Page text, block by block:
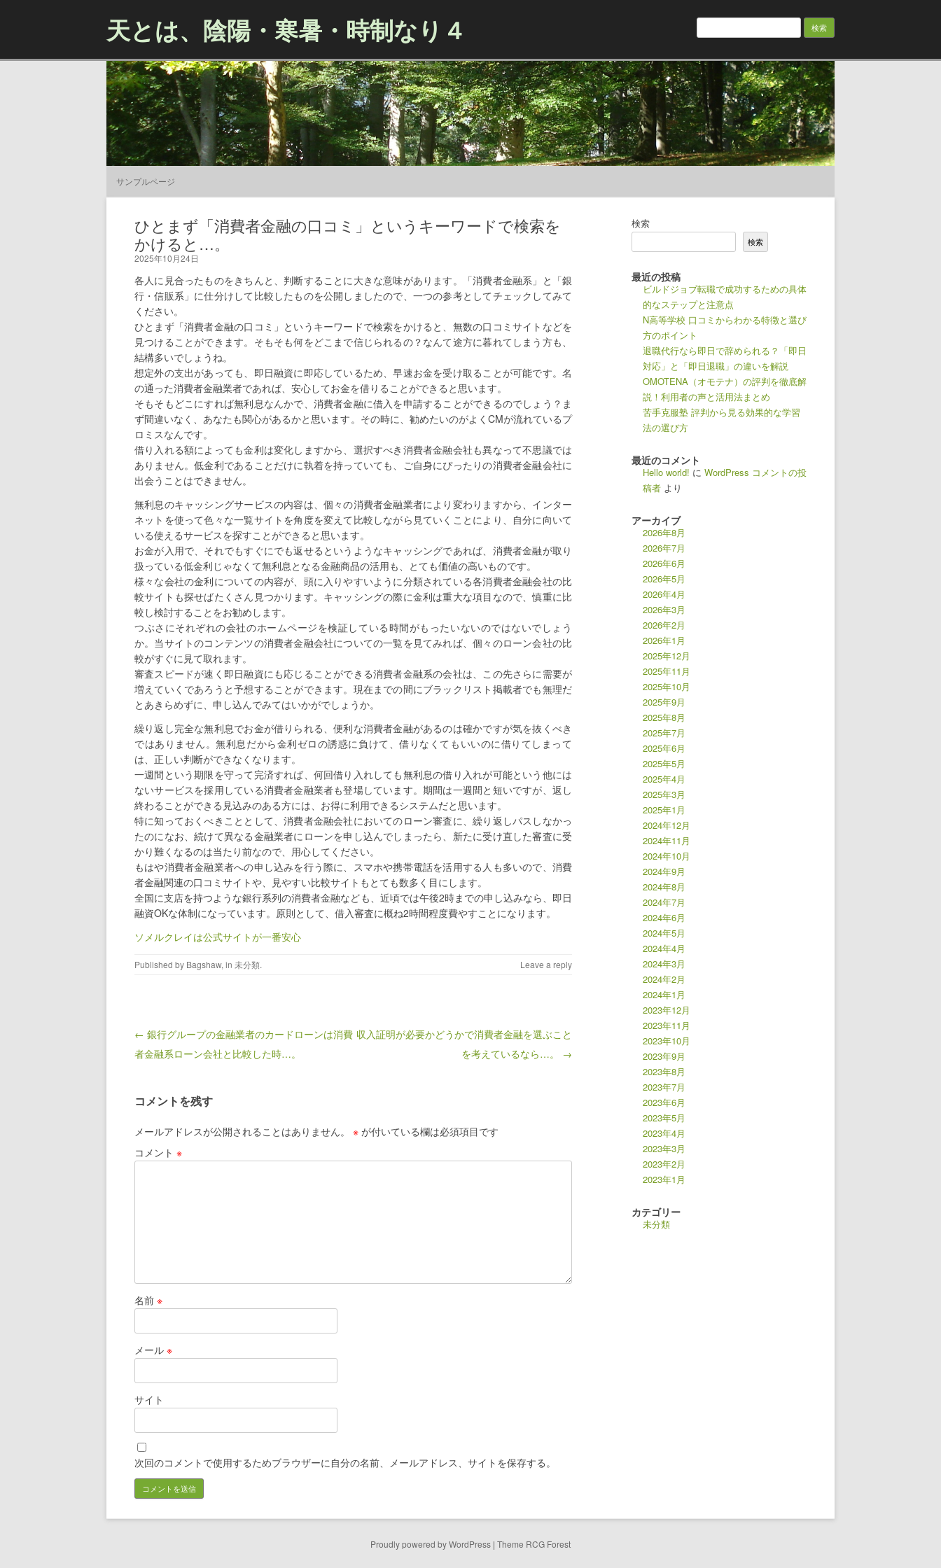
天とは、陰陽・寒暑・時制なり４ 検
サンプルページ
ひとまず「消費者金融の口コミ」というキーワードで検索を
かけると…。
2025年10月24日
各人に見合ったものをきちんと、判断することに大きな意味があります。「消費者金融系」と「銀
行・信販系」に仕分けして比較したものを公開しましたので、一つの参考としてチェックしてみて
ください。
ひとまず「消費者金融の口コミ」というキーワードで検索をかけると、無数の口コミサイトなどを
見つけることができます。そもそも何をどこまで信じられるの？なんて途方に暮れてしまう方も、
結構多いでしょうね。
想定外の支出があっても、即日融資に即応しているため、早速お金を受け取ることが可能です。名
の通った消費者金融業者であれば、安心してお金を借りることができると思います。
そもそもどこにすれば無利息なんかで、消費者金融に借入を申請することができるのでしょう？ま
ず間違いなく、あなたも関心があるかと思います。その時に、勧めたいのがよくCMが流れているプ
ロミスなんです。
借り入れる額によっても金利は変化しますから、選択すべき消費者金融会社も異なって不思議では
ありません。低金利であることだけに執着を持っていても、ご自身にぴったりの消費者金融会社に
出会うことはできません。
無利息のキャッシングサービスの内容は、個々の消費者金融業者により変わりますから、インター
ネットを使って色々な一覧サイトを角度を変えて比較しながら見ていくことにより、自分に向いて
いる使えるサービスを探すことができると思います。
お金が入用で、それでもすぐにでも返せるというようなキャッシングであれば、消費者金融が取り
扱っている低金利じゃなくて無利息となる金融商品の活用も、とても価値の高いものです。
様々な会社の金利についての内容が、頭に入りやすいように分類されている各消費者金融会社の比
較サイトも探せばたくさん見つかります。キャッシングの際に金利は重大な項目なので、慎重に比
較し検討することをお勧めします。
つぶさにそれぞれの会社のホームページを検証している時間がもったいないのではないでしょう
か。当サイトのコンテンツの消費者金融会社についての一覧を見てみれば、個々のローン会社の比
較がすぐに見て取れます。
審査スピードが速く即日融資にも応じることができる消費者金融系の会社は、この先さらに需要が
増えていくであろうと予想することができます。現在までの間にブラックリスト掲載者でも無理だ
とあきらめずに、申し込んでみてはいかがでしょうか。
繰り返し完全な無利息でお金が借りられる、便利な消費者金融があるのは確かですが気を抜くべき
ではありません。無利息だから金利ゼロの誘惑に負けて、借りなくてもいいのに借りてしまって
は、正しい判断ができなくなります。
一週間という期限を守って完済すれば、何回借り入れしても無利息の借り入れが可能という他には
ないサービスを採用している消費者金融業者も登場しています。期間は一週間と短いですが、返し
終わることができる見込みのある方には、お得に利用できるシステムだと思います。
特に知っておくべきこととして、消費者金融会社においてのローン審査に、繰り返しパスしなかっ
たのになお、続けて異なる金融業者にローンを申し込んでしまったら、新たに受け直した審査に受
かり難くなるのは当たり前なので、用心してください。
もはや消費者金融業者への申し込みを行う際に、スマホや携帯電話を活用する人も多いので、消費
者金融関連の口コミサイトや、見やすい比較サイトもとても数多く目にします。
全国に支店を持つような銀行系列の消費者金融なども、近頃では午後2時までの申し込みなら、即日
融資OKな体制になっています。原則として、借入審査に概ね2時間程度費やすことになります。
ソメルクレイは公式サイトが一番安心
Published by Bagshaw, in 未分類. Leave a reply
Post navigation
← 銀行グループの金融業者のカードローンは消費
者金融系ローン会社と比較した時…。
収入証明が必要かどうかで消費者金融を選ぶこと
を考えているなら…。 →
コメントを残す
メールアドレスが公開されることはありません。 ※ が付いている欄は必須項目です
コメント ※
名前 ※
メール ※
サイト
次回のコメントで使用するためブラウザーに自分の名前、メールアドレス、サイトを保存する。
検索
検索
最近の投稿
ビルドジョブ転職で成功するための具体
的なステップと注意点
N高等学校 口コミからわかる特徴と選び
方のポイント
退職代行なら即日で辞められる？「即日
対応」と「即日退職」の違いを解説
OMOTENA（オモテナ）の評判を徹底解
説！利用者の声と活用法まとめ
苦手克服塾 評判から見る効果的な学習
法の選び方
最近のコメント
Hello world! に WordPress コメントの投
稿者 より
アーカイブ
2026年8月
2026年7月
2026年6月
2026年5月
2026年4月
2026年3月
2026年2月
2026年1月
2025年12月
2025年11月
2025年10月
2025年9月
2025年8月
2025年7月
2025年6月
2025年5月
2025年4月
2025年3月
2025年1月
2024年12月
2024年11月
2024年10月
2024年9月
2024年8月
2024年7月
2024年6月
2024年5月
2024年4月
2024年3月
2024年2月
2024年1月
2023年12月
2023年11月
2023年10月
2023年9月
2023年8月
2023年7月
2023年6月
2023年5月
2023年4月
2023年3月
2023年2月
2023年1月
カテゴリー
未分類
Proudly powered by WordPress | Theme RCG Forest